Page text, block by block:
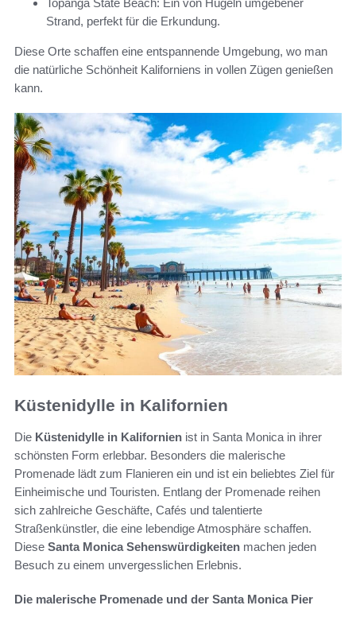
Topanga State Beach: Ein von Hügeln umgebener
Strand, perfekt für die Erkundung.
Diese Orte schaffen eine entspannende Umgebung, wo man
die natürliche Schönheit Kaliforniens in vollen Zügen genießen
kann.
Küstenidylle in Kalifornien
Die Küstenidylle in Kalifornien ist in Santa Monica in ihrer
schönsten Form erlebbar. Besonders die malerische
Promenade lädt zum Flanieren ein und ist ein beliebtes Ziel für
Einheimische und Touristen. Entlang der Promenade reihen
sich zahlreiche Geschäfte, Cafés und talentierte
Straßenkünstler, die eine lebendige Atmosphäre schaffen.
Diese Santa Monica Sehenswürdigkeiten machen jeden
Besuch zu einem unvergesslichen Erlebnis.
Die malerische Promenade und der Santa Monica Pier